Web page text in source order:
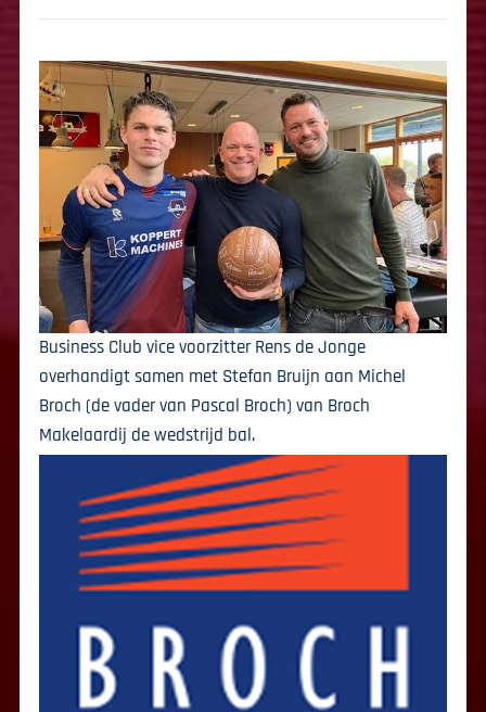
Business Club vice voorzitter Rens de Jonge
overhandigt samen met Stefan Bruijn aan Michel
Broch (de vader van Pascal Broch) van Broch
Makelaardij de wedstrijd bal.